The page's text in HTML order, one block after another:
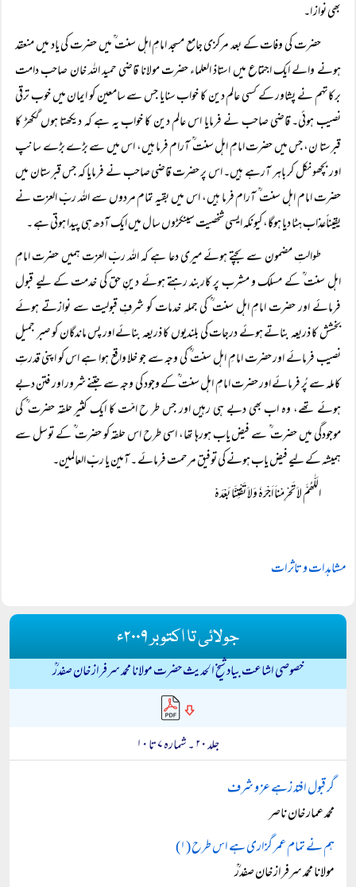
بھی نواز ا۔
حضرت کی وفات کے بعد مرکزی جامع مسجد امامِ اہل سنت ؒ میں حضرت کی یاد میں منعقد
ہونے والے ایک اجتماع میں استاذ العلماء حضرت مولانا قاضی حمید اللہ خان صاحب دامت
برکاتہم نے پشاور کے کسی عالم دین کا خواب سنایا جس سے سامعین کو ایمان میں خوب ترقی
نصیب ہوئی۔ قاضی صاحب نے فرمایا اس عالم دین کا خواب یہ ہے کہ دیکھتا ہوں گکھڑ کا
قبرستا ن، جس میں حضرت امامِ اہل سنت ؒ آرام فرما ہیں، اس میں سے بڑے بڑے سانپ
اور بچھو نکل کر باہر آرہے ہیں۔ اس پر حضرت قاضی صاحب نے فرمایا کہ جس قبرستان میں
حضرت امام اہل سنت ؒ آرام فرما ہیں، اس میں بقیہ تمام مردوں سے اللہ ربّ العزت نے
یقیناًعذاب ہٹا دیا ہوگا، کیونکہ ایسی شخصیت سینکڑوں سال میں ایک آدھ ہی پیدا ہوتی ہے ۔
طوالتِ مضمون سے بچتے ہوئے میری دعا ہے کہ اللہ ربّ العزت ہمیں حضرت امامِ
اہل سنت ؒ کے مسلک و مشرب پر کاربند رہتے ہوئے دینِ حق کی خدمت کے لیے قبول
فرمائے اور حضرت امامِ اہل سنت ؒ کی جملہ خدمات کو شرفِ قبولیت سے نوازتے ہوئے
بخشش کا ذریعہ بناتے ہوئے درجات کی بلندیوں کا ذریعہ بنائے اور پس ماندگان کو صبر جمیل
نصیب فرمائے اور حضرت امامِ اہل سنت ؒ کی وجہ سے جو خلا واقع ہوا ہے اس کو اپنی قدرتِ
کاملہ سے پُر فرمائے اور حضرت امامِ اہل سنت ؒ کے وجود کی وجہ سے جتنے شرور اور فتن دبے
ہوئے تھے، وہ اب بھی دبے ہی رہیں اور جس طر ح امّت کا ایک کثیر حلقہ حضرت ؒ کی
موجودگی میں حضرت ؒ سے فیض یاب ہورہا تھا، اسی طرح اس حلقہ کو حضرت ؒ کے توسل سے
ہمیشہ کے لیے فیض یاب ہونے کی توفیق مرحمت فرمائے ۔ آمین یا ربّ العالمین۔
الَلّٰھُمَّ لاَ تَحْرِمْناَ اَجْرَہٗ وَلاَ تَفْتِنَّا بَعْدَہْ
مشاہدات و تاثرات
جولائی تا اکتوبر ۲۰۰۹ء
خصوصی اشاعت بیاد شیخ الحدیث حضرت مولانا محمد سرفراز خان صفدرؒ
جلد ۲۰ ۔ شمارہ ۷ تا ۱۰
گر قبول افتد زہے عز و شرف
محمد عمار خان ناصر
ہم نے تمام عمر گزاری ہے اس طرح (۱)
مولانا محمد سرفراز خان صفدرؒ